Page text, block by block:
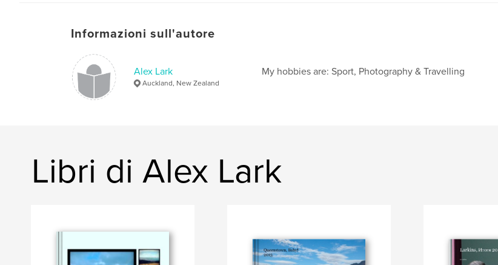
Informazioni sull'autore
Alex Lark
Auckland, New Zealand
My hobbies are: Sport, Photography & Travelling
Libri di Alex Lark